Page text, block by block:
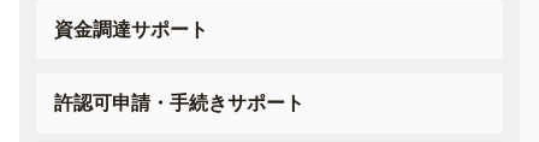
資金調達サポート
許認可申請・手続きサポート